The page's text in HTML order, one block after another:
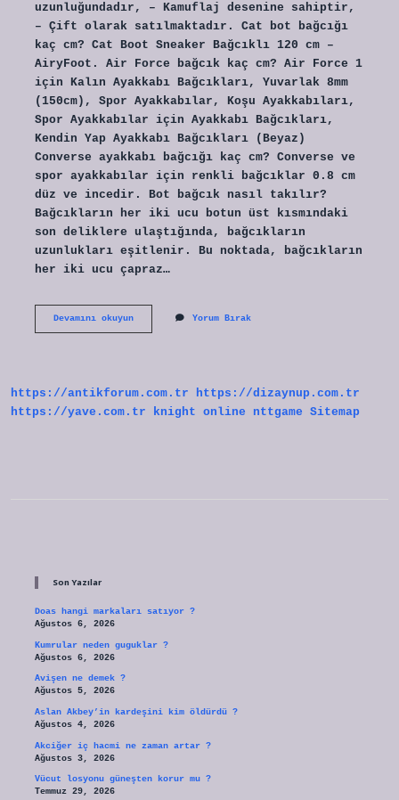
uzunluğundadır, – Kamuflaj desenine sahiptir,
– Çift olarak satılmaktadır. Cat bot bağcığı
kaç cm? Cat Boot Sneaker Bağcıklı 120 cm –
AiryFoot. Air Force bağcık kaç cm? Air Force 1
için Kalın Ayakkabı Bağcıkları, Yuvarlak 8mm
(150cm), Spor Ayakkabılar, Koşu Ayakkabıları,
Spor Ayakkabılar için Ayakkabı Bağcıkları,
Kendin Yap Ayakkabı Bağcıkları (Beyaz)
Converse ayakkabı bağcığı kaç cm? Converse ve
spor ayakkabılar için renkli bağcıklar 0.8 cm
düz ve incedir. Bot bağcık nasıl takılır?
Bağcıkların her iki ucu botun üst kısmındaki
son deliklere ulaştığında, bağcıkların
uzunlukları eşitlenir. Bu noktada, bağcıkların
her iki ucu çapraz…
Devamını okuyunBot
Yorum Bırak
https://antikforum.com.tr
https://dizaynup.com.tr
https://yave.com.tr
knight online nttgame Sitemap
Son Yazılar
Doas hangi markaları satıyor ?
Ağustos 6, 2026
Kumrular neden guguklar ?
Ağustos 6, 2026
Avişen ne demek ?
Ağustos 5, 2026
Aslan Akbey’in kardeşini kim öldürdü ?
Ağustos 4, 2026
Akciğer iç hacmi ne zaman artar ?
Ağustos 3, 2026
Vücut losyonu güneşten korur mu ?
Temmuz 29, 2026